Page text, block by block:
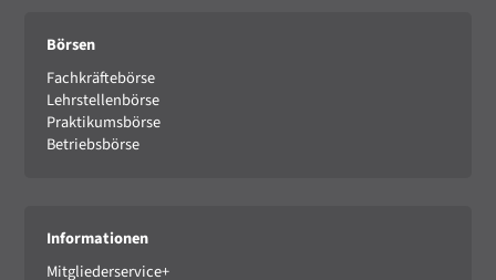
Börsen
Fachkräftebörse
Lehrstellenbörse
Praktikumsbörse
Betriebsbörse
Informationen
Mitgliederservice+